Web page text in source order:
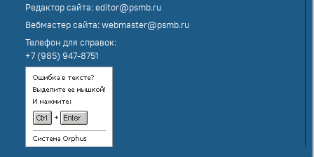
Редактор сайта:editor@psmb.ru
Вебмастер сайта:webmaster@psmb.ru
Телефон для справок:
+7 (985) 947-8751